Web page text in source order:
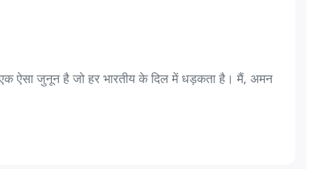
ऐसा जुनून है जो हर भारतीय के दिल में धड़कता है। मैं, अमन